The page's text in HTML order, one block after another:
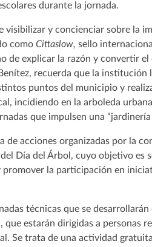
durante la jornada.
visibilizar y concienciar sobre la
comoCittaslow,sello internacional
de explicar la razón y convertir
recuerda que la institución
puntos del municipio y
incidiendo en la arboleda
que impulsen una “jardinería
de acciones organizadas por la
Día del Árbol, cuyo objetivo es
la participación en
técnicas que se
estarán dirigidas a personas
Se trata de una actividad